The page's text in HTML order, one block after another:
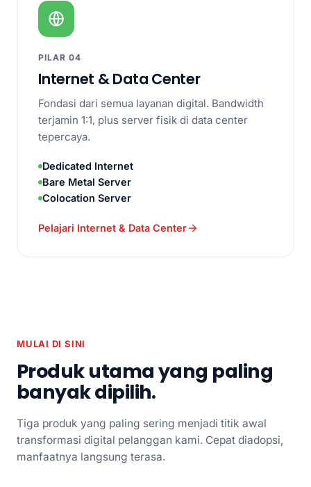
PILAR 04
Internet & Data Center
Fondasi dari semua layanan digital. Bandwidth
terjamin 1:1, plus server fisik di data center
tepercaya.
Dedicated Internet
Bare Metal Server
Colocation Server
Pelajari Internet & Data Center
MULAI DI SINI
Produk utama yang paling
banyak dipilih.
Tiga produk yang paling sering menjadi titik awal
transformasi digital pelanggan kami. Cepat diadopsi,
manfaatnya langsung terasa.